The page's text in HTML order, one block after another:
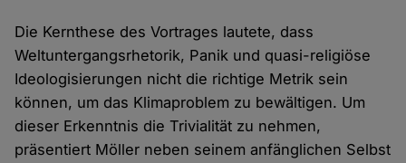
Die Kernthese des Vortrages lautete, dass
Weltuntergangsrhetorik, Panik und quasi-religiöse
Ideologisierungen nicht die richtige Metrik sein
können, um das Klimaproblem zu bewältigen. Um
dieser Erkenntnis die Trivialität zu nehmen,
präsentiert Möller neben seinem anfänglichen Selbst